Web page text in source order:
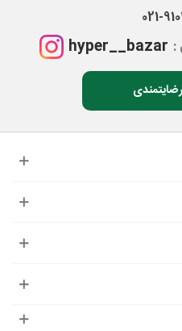
021-
:
hyper__bazar